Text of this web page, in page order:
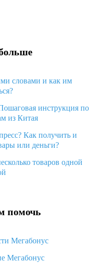
словами и как им
инструкция по
из Китая
Как получить и
или деньги?
товаров одной
на Алиэкспресс и что
ввести паспортные
с Алиэкспресс
когда вернут деньги?
помочь
Мегабонус
Мегабонус